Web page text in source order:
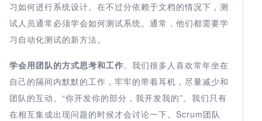
习如何进行系统设计。在不过分依赖于文档的情况下，测
试人员通常必须学会如何测试系统。通常，他们都需要学
习自动化测试的新方法。
学会用团队的方式思考和工作。我们很多人喜欢常年坐在
自己的隔间内默默的工作，牢牢的带着耳机，尽量减少和
团队的互动。“你开发你的部分，我开发我的”。我们只有
在相互集成出现问题的时候才会讨论一下。Scrum团队